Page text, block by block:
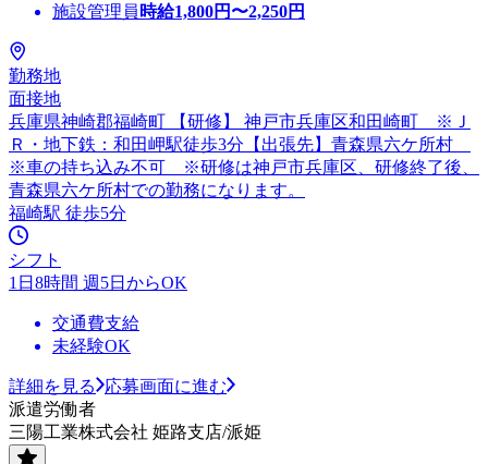
施設管理員 時給1,800円〜2,250円
勤務地
面接地
兵庫県神崎郡福崎町 【研修】 神戸市兵庫区和田崎町 ※Ｊ
Ｒ・地下鉄：和田岬駅徒歩3分【出張先】青森県六ケ所村
※車の持ち込み不可 ※研修は神戸市兵庫区、研修終了後、
青森県六ケ所村での勤務になります。
福崎駅 徒歩5分
シフト
1日8時間 週5日からOK
交通費支給
未経験OK
詳細を見る
応募画面に進む
派遣労働者
三陽工業株式会社 姫路支店/派姫